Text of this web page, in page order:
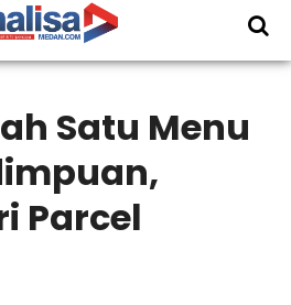
Satu Menu
Parcel